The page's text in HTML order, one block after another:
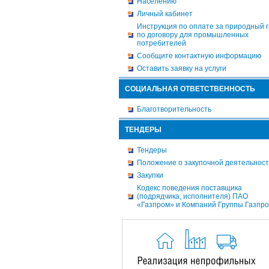
Личный кабинет
Инструкция по оплате за природный
по договору для промышленных
потребителей
Сообщите контактную информацию
Оставить заявку на услуги
СОЦИАЛЬНАЯ ОТВЕТСТВЕННОСТЬ
Благотворительность
ТЕНДЕРЫ
Тендеры
Положение о закупочной
Закупки
Кодекс поведения поставщика
(подрядчика, исполнителя) ПАО
«Газпром» и Компаний Группы